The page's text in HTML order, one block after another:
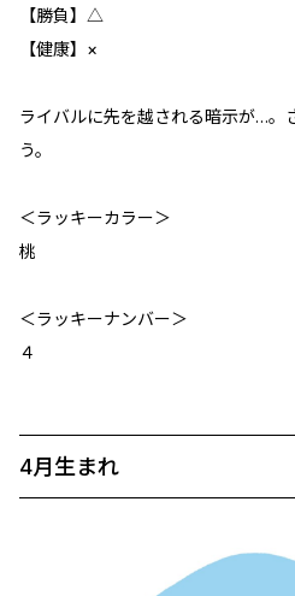
【勝負】△
【健康】×
ライバルに先を越される暗示が…。
う。
＜ラッキーカラー＞
桃
＜ラッキーナンバー＞
４
4月生まれ